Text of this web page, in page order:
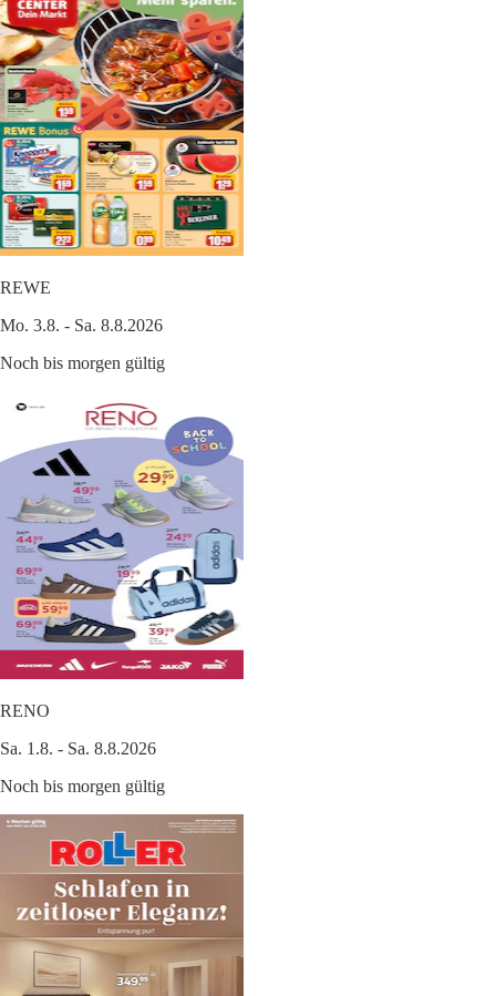
REWE
Mo. 3.8. - Sa. 8.8.2026
Noch bis morgen gültig
RENO
Sa. 1.8. - Sa. 8.8.2026
Noch bis morgen gültig